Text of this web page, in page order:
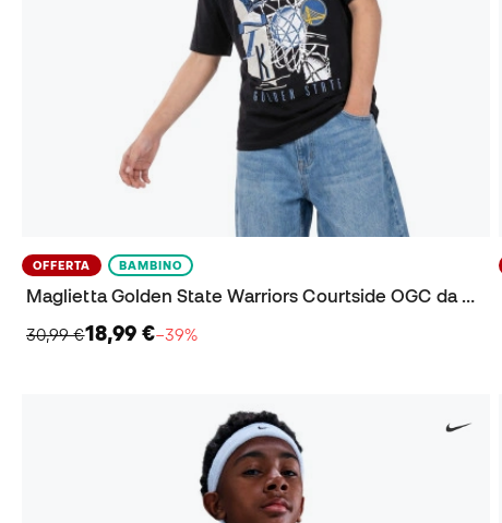
OFFERTA BAMBINO
Maglietta Golden State Warriors Courtside OGC da Bambino
30,99 €18,99 €−39%